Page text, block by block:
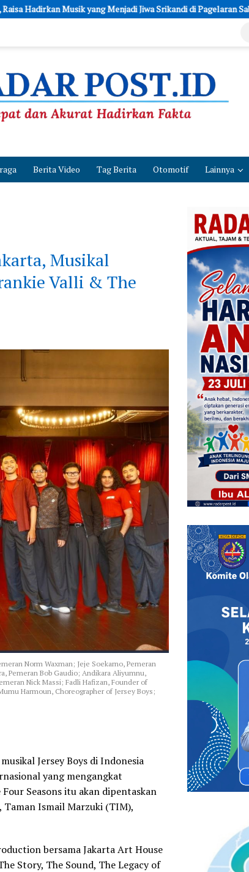
Jiwa Srikandi di Pagelaran Sabang Merauke 2026
Berita Video Tag Berita Otomotif Lainnya
Musikal
Valli & The
Norm Waxman; Jeje Soekarno, Pemeran
Pemeran Bob Gaudio; Andikara Aliyumnu,
Nick Massi; Fadli Hafizan, Founder of
Harmoun, Choreographer of Jersey Boys;
Jersey Boys di Indonesia
yang mengangkat
Seasons itu akan dipentaskan
Taman Ismail Marzuki (TIM),
bersama Jakarta Art House
Story, The Sound, The Legacy of